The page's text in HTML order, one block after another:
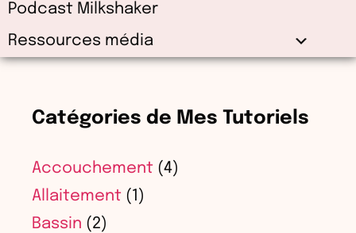
Podcast Milkshaker
Ressources média
Catégories de Mes Tutoriels
Accouchement (4)
Allaitement (1)
Bassin (2)